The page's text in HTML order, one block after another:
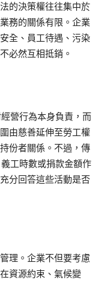
的決策權往往集中於
務的關係有限。企業
全、員工待遇、污染
必然互相抵銷。
營行為本身負責，而
由慈善延伸至勞工權
份者關係。不過，傳
工時數或捐款金額作
分回答這些活動是否
理。企業不但要考慮
資源約束、氣候變